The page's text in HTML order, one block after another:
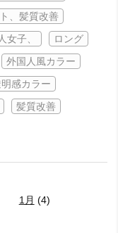
、髪質改善
女子、
ロング
外国人風カラー
感カラー
髪質改善
1月 (4)